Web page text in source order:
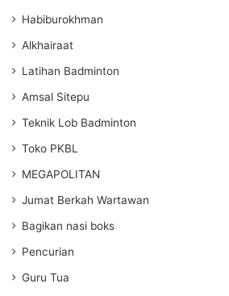
Habiburokhman
Alkhairaat
Latihan Badminton
Amsal Sitepu
Teknik Lob Badminton
Toko PKBL
MEGAPOLITAN
Jumat Berkah Wartawan
Bagikan nasi boks
Pencurian
Guru Tua